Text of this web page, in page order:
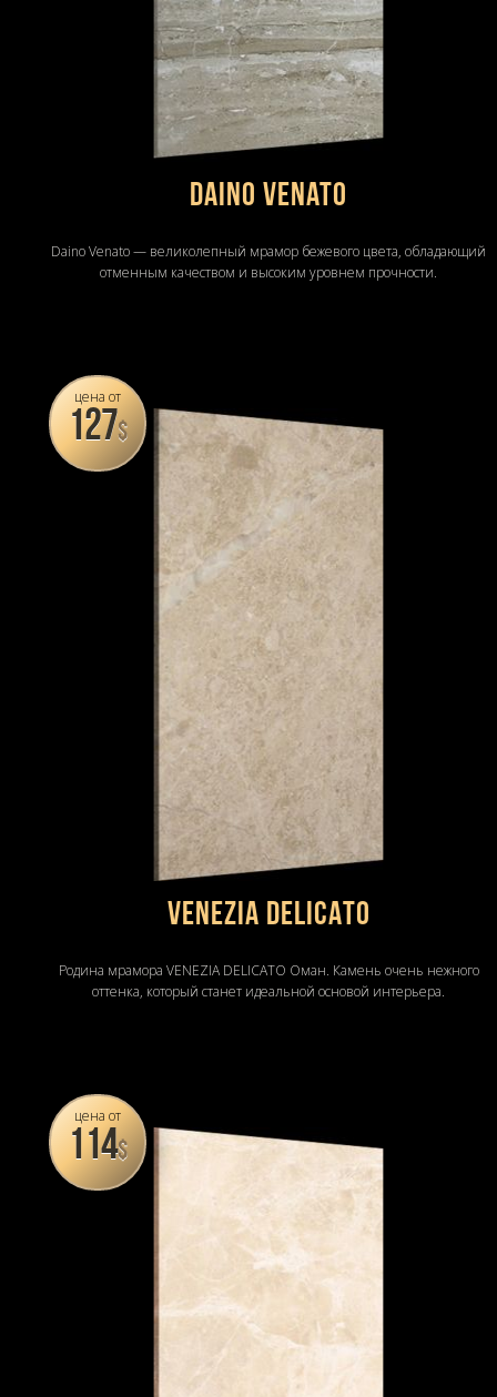
Daino Venato
Daino Venato — великолепный мрамор бежевого цвета, обладающий
отменным качеством и высоким уровнем прочности.
цена от
127$
VENEZIA DELICATO
Родина мрамора VENEZIA DELICATO Оман. Камень очень нежного
оттенка, который станет идеальной основой интерьера.
цена от
114$